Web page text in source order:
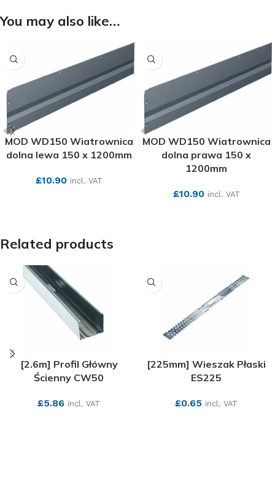
You may also like…
MOD WD150 Wiatrownica
dolna lewa 150 x 1200mm
£10.90 incl. VAT
MOD WD150 Wiatrownica
dolna prawa 150 x
1200mm
£10.90 incl. VAT
Related products
[2.6m] Profil Główny
Ścienny CW50
£5.86 incl. VAT
[225mm] Wieszak Płaski
ES225
£0.65 incl. VAT